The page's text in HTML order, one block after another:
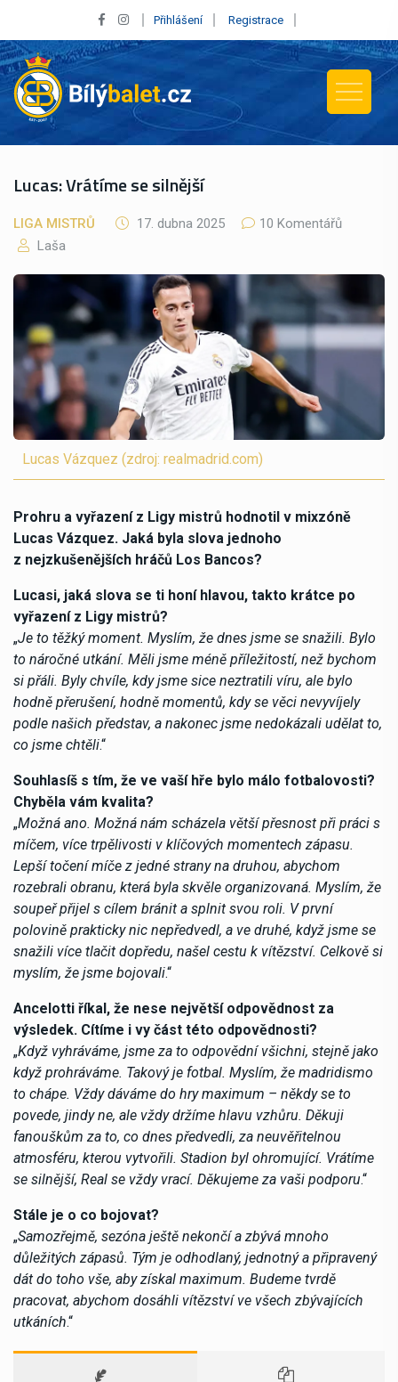
Přihlášení Registrace
Lucas: Vrátíme se silnější
LIGA MISTRŮ 17. dubna 2025
10 Komentářů
Laša
Lucas Vázquez (zdroj: realmadrid.com)
Prohru a vyřazení z Ligy mistrů hodnotil v mixzóně
Lucas Vázquez. Jaká byla slova jednoho
z nejzkušenějších hráčů Los Bancos?
Lucasi, jaká slova se ti honí hlavou, takto krátce po
vyřazení z Ligy mistrů?
„Je to těžký moment. Myslím, že dnes jsme se snažili. Bylo
to náročné utkání. Měli jsme méně příležitostí, než bychom
si přáli. Byly chvíle, kdy jsme sice neztratili víru, ale bylo
hodně přerušení, hodně momentů, kdy se věci nevyvíjely
podle našich představ, a nakonec jsme nedokázali udělat to,
co jsme chtěli.“
Souhlasíš s tím, že ve vaší hře bylo málo fotbalovosti?
Chyběla vám kvalita?
„Možná ano. Možná nám scházela větší přesnost při práci s
míčem, více trpělivosti v klíčových momentech zápasu.
Lepší točení míče z jedné strany na druhou, abychom
rozebrali obranu, která byla skvěle organizovaná. Myslím, že
soupeř přijel s cílem bránit a splnit svou roli. V první
polovině prakticky nic nepředvedl, a ve druhé, když jsme se
snažili více tlačit dopředu, našel cestu k vítězství. Celkově si
myslím, že jsme bojovali.“
Ancelotti říkal, že nese největší odpovědnost za
výsledek. Cítíme i vy část této odpovědnosti?
„Když vyhráváme, jsme za to odpovědní všichni, stejně jako
když prohráváme. Takový je fotbal. Myslím, že madridismo
to chápe. Vždy dáváme do hry maximum – někdy se to
povede, jindy ne, ale vždy držíme hlavu vzhůru. Děkuji
fanouškům za to, co dnes předvedli, za neuvěřitelnou
atmosféru, kterou vytvořili. Stadion byl ohromující. Vrátíme
se silnější, Real se vždy vrací. Děkujeme za vaši podporu.“
Stále je o co bojovat?
„Samozřejmě, sezóna ještě nekončí a zbývá mnoho
důležitých zápasů. Tým je odhodlaný, jednotný a připravený
dát do toho vše, aby získal maximum. Budeme tvrdě
pracovat, abychom dosáhli vítězství ve všech zbývajících
utkáních.“